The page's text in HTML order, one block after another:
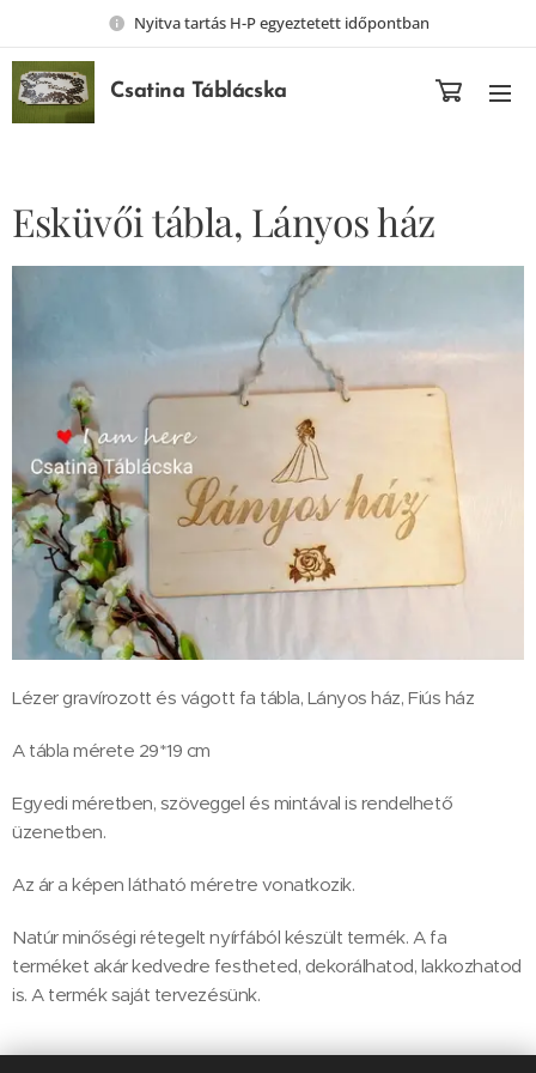
Nyitva tartás H-P egyeztetett időpontban
Csatina Táblácska
Esküvői tábla, Lányos ház
Lézer gravírozott és vágott fa tábla, Lányos ház, Fiús ház
A tábla mérete 29*19 cm
Egyedi méretben, szöveggel és mintával is rendelhető
üzenetben.
Az ár a képen látható méretre vonatkozik.
Natúr minőségi rétegelt nyírfából készült termék. A fa
terméket akár kedvedre festheted, dekorálhatod, lakkozhatod
is. A termék saját tervezésünk.